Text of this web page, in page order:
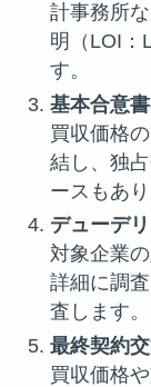
計事務所
明（LOI：
す。
基本合意
買収価格
結し、独
ースもあり
デューデ
対象企業
詳細に調
査します。
最終契約
買収価格